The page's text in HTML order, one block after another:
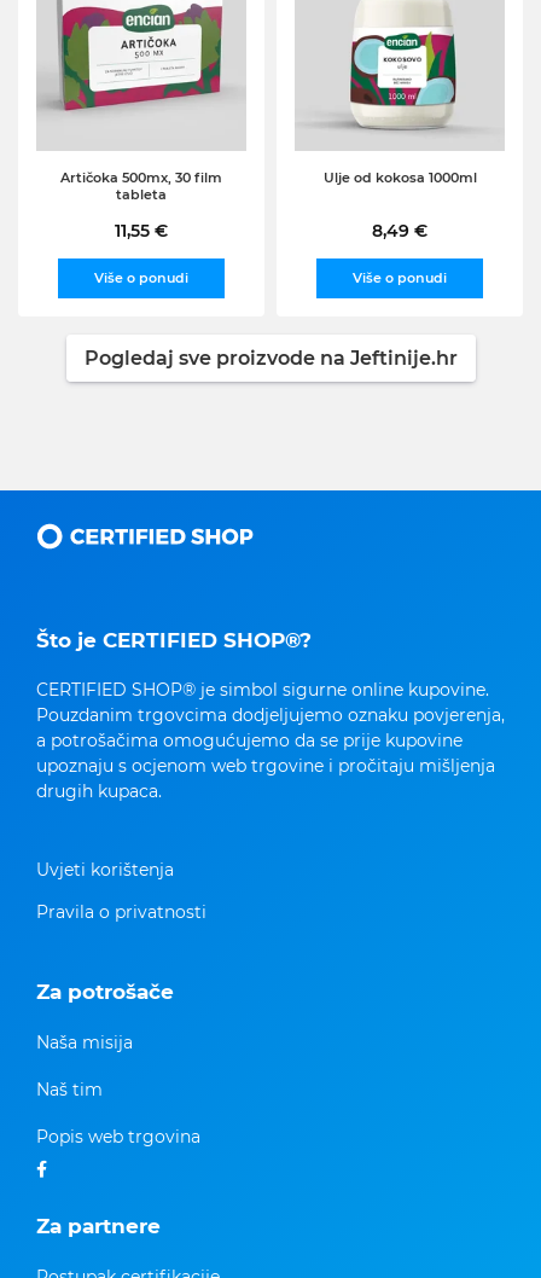
Artičoka 500mx, 30 film
tableta
11,55 €
Više o ponudi
Ulje od kokosa 1000ml
8,49 €
Više o ponudi
Pogledaj sve proizvode na Jeftinije.hr
Što je CERTIFIED SHOP®?
CERTIFIED SHOP® je simbol sigurne online kupovine.
Pouzdanim trgovcima dodjeljujemo oznaku povjerenja,
a potrošačima omogućujemo da se prije kupovine
upoznaju s ocjenom web trgovine i pročitaju mišljenja
drugih kupaca.
Uvjeti korištenja
Pravila o privatnosti
Za potrošače
Naša misija
Naš tim
Popis web trgovina
Za partnere